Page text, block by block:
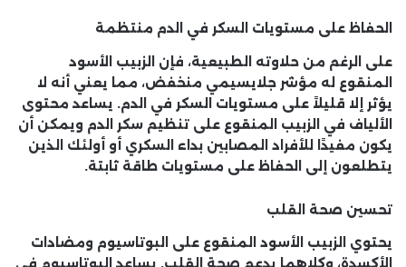
الحفاظ على مستويات السكر في الدم منتظمة
على الرغم من حلاوته الطبيعية، فإن الزبيب الأسود
المنقوع له مؤشر جلايسيمي منخفض، مما يعني أنه لا
يؤثر إلا قليلاً على مستويات السكر في الدم. يساعد محتوى
الألياف في الزبيب المنقوع على تنظيم سكر الدم ويمكن أن
يكون مفيدًا للأفراد المصابين بداء السكري أو أولئك الذين
يتطلعون إلى الحفاظ على مستويات طاقة ثابتة.
تحسين صحة القلب
يحتوي الزبيب الأسود المنقوع على البوتاسيوم ومضادات
الأكسدة، وكلاهما يدعم صحة القلب. يساعد البوتاسيوم في